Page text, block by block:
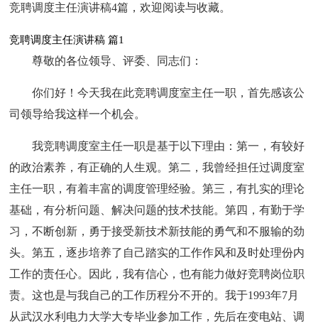
竞聘调度主任演讲稿4篇，欢迎阅读与收藏。
竞聘调度主任演讲稿 篇1
尊敬的各位领导、评委、同志们：
你们好！今天我在此竞聘调度室主任一职，首先感该公
司领导给我这样一个机会。
我竞聘调度室主任一职是基于以下理由：第一，有较好
的政治素养，有正确的人生观。第二，我曾经担任过调度室
主任一职，有着丰富的调度管理经验。第三，有扎实的理论
基础，有分析问题、解决问题的技术技能。第四，有勤于学
习，不断创新，勇于接受新技术新技能的勇气和不服输的劲
头。第五，逐步培养了自己踏实的工作作风和及时处理份内
工作的责任心。因此，我有信心，也有能力做好竞聘岗位职
责。这也是与我自己的工作历程分不开的。我于1993年7月
从武汉水利电力大学大专毕业参加工作，先后在变电站、调